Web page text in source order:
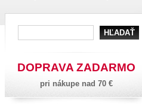
DOPRAVA ZADARMO
pri nákupe nad 70 €